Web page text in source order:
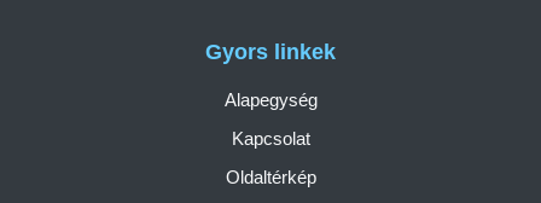
Gyors linkek
Alapegység
Kapcsolat
Oldaltérkép